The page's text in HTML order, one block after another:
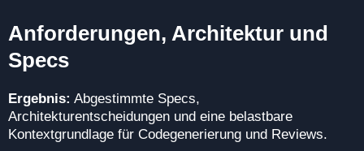
Anforderungen, Architektur und
Specs
Ergebnis: Abgestimmte Specs,
Architekturentscheidungen und eine belastbare
Kontextgrundlage für Codegenerierung und Reviews.